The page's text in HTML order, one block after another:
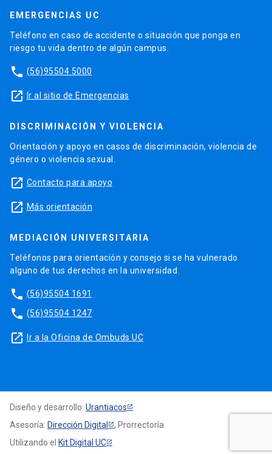
EMERGENCIAS UC
Teléfono en caso de accidente o situación que ponga en
riesgo tu vida dentro de algún campus.
phone (56)95504 5000
launch Ir al sitio de Emergencias
DISCRIMINACIÓN Y VIOLENCIA
Orientación y apoyo en casos de discriminación, violencia de
género o violencia sexual.
launch Contacto para apoyo
launch Más orientación
MEDIACIÓN UNIVERSITARIA
Teléfonos para orientación y consejo si se ha vulnerado
alguno de tus derechos en la universidad.
phone (56)95504 1691
phone (56)95504 1247
launch Ir a la Oficina de Ombuds UC
Diseño y desarrollo: Urantiacos
Asesoría: Dirección Digital
, Prorrectoría
Utilizando el Kit Digital UC